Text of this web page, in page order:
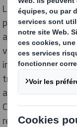
Les entreprises,
produisent de
année, elles
vaisselle à usage
informatique. Le
trier ces déchets
ainsi être traités
Cette démarche
réduire le